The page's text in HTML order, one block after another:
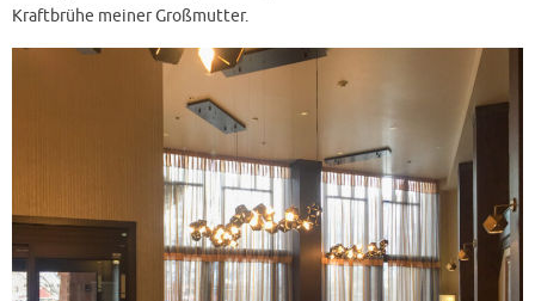
Kraftbrühe meiner Großmutter.